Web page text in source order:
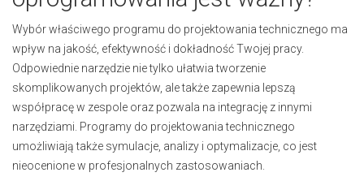
Wybór właściwego programu do projektowania technicznego ma
wpływ na jakość, efektywność i dokładność Twojej pracy.
Odpowiednie narzędzie nie tylko ułatwia tworzenie
skomplikowanych projektów, ale także zapewnia lepszą
współpracę w zespole oraz pozwala na integrację z innymi
narzędziami. Programy do projektowania technicznego
umożliwiają także symulacje, analizy i optymalizacje, co jest
nieocenione w profesjonalnych zastosowaniach.